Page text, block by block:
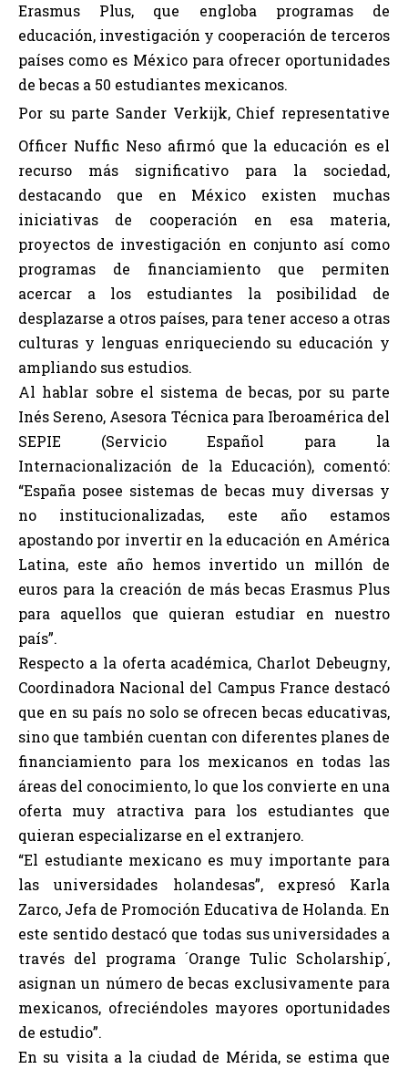
Erasmus Plus, que engloba programas de
educación, investigación y cooperación de terceros
países como es México para ofrecer oportunidades
de becas a 50 estudiantes mexicanos.
Por su parte Sander Verkijk, Chief representative
Officer Nuffic Neso afirmó que la educación es el
recurso más significativo para la sociedad,
destacando que en México existen muchas
iniciativas de cooperación en esa materia,
proyectos de investigación en conjunto así como
programas de financiamiento que permiten
acercar a los estudiantes la posibilidad de
desplazarse a otros países, para tener acceso a otras
culturas y lenguas enriqueciendo su educación y
ampliando sus estudios.
Al hablar sobre el sistema de becas, por su parte
Inés Sereno, Asesora Técnica para Iberoamérica del
SEPIE (Servicio Español para la
Internacionalización de la Educación), comentó:
“España posee sistemas de becas muy diversas y
no institucionalizadas, este año estamos
apostando por invertir en la educación en América
Latina, este año hemos invertido un millón de
euros para la creación de más becas Erasmus Plus
para aquellos que quieran estudiar en nuestro
país”.
Respecto a la oferta académica, Charlot Debeugny,
Coordinadora Nacional del Campus France destacó
que en su país no solo se ofrecen becas educativas,
sino que también cuentan con diferentes planes de
financiamiento para los mexicanos en todas las
áreas del conocimiento, lo que los convierte en una
oferta muy atractiva para los estudiantes que
quieran especializarse en el extranjero.
“El estudiante mexicano es muy importante para
las universidades holandesas”, expresó Karla
Zarco, Jefa de Promoción Educativa de Holanda. En
este sentido destacó que todas sus universidades a
través del programa ´Orange Tulic Scholarship´,
asignan un número de becas exclusivamente para
mexicanos, ofreciéndoles mayores oportunidades
de estudio”.
En su visita a la ciudad de Mérida, se estima que